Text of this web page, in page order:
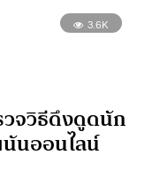
3.6K
วจวิธีดึงดูดนัก
นันออนไลน์